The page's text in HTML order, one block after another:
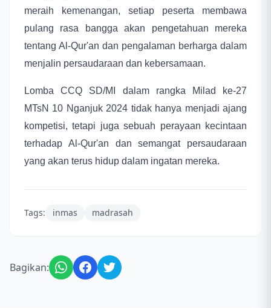
meraih kemenangan, setiap peserta membawa
pulang rasa bangga akan pengetahuan mereka
tentang Al-Qur'an dan pengalaman berharga dalam
menjalin persaudaraan dan kebersamaan.
Lomba CCQ SD/MI dalam rangka Milad ke-27
MTsN 10 Nganjuk 2024 tidak hanya menjadi ajang
kompetisi, tetapi juga sebuah perayaan kecintaan
terhadap Al-Qur'an dan semangat persaudaraan
yang akan terus hidup dalam ingatan mereka.
Tags: inmas madrasah
Bagikan: